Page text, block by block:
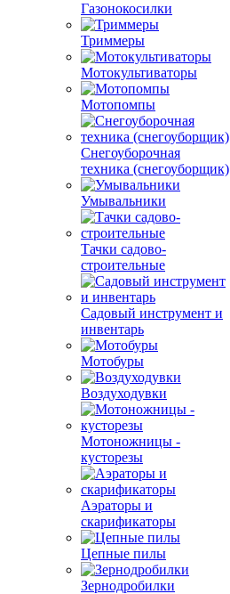
Газонокосилки
Триммеры
Мотокультиваторы
Мотопомпы
Снегоуборочная
техника (снегоуборщик)
Умывальники
Тачки садово-
строительные
Садовый инструмент и
инвентарь
Мотобуры
Воздуходувки
Мотоножницы -
кусторезы
Аэраторы и
скарификаторы
Цепные пилы
Зернодробилки